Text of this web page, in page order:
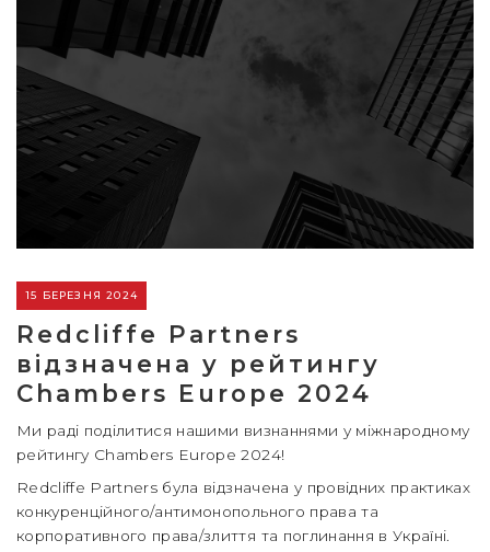
15 БЕРЕЗНЯ 2024
Redcliffe Partners
відзначена у рейтингу
Chambers Europe 2024
Ми раді поділитися нашими визнаннями у міжнародному
рейтингу Chambers Europe 2024!
Redcliffe Partners була відзначена у провідних практиках
конкуренційного/антимонопольного права та
корпоративного права/злиття та поглинання в Україні.